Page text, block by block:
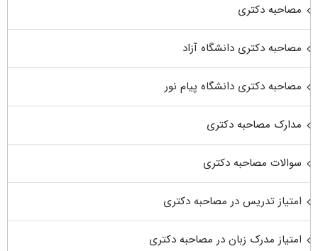
مصاحبه دکتری
مصاحبه دکتری دانشگاه آزاد
مصاحبه دکتری دانشگاه پیام نور
مدارک مصاحبه دکتری
سوالات مصاحبه دکتری
امتیاز تدریس در مصاحبه دکتری
امتیاز مدرک زبان در مصاحبه دکتری